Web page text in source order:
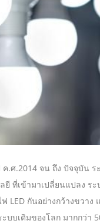
.2014 จน ถึง ปัจจุบัน ร
ที่เข้ามาเปลี่ยนแปลง
LED กันอย่างกว้างขวา
บบเดิมของโลก มากกว่า